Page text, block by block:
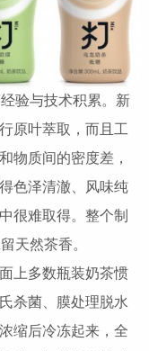
验与技术积累。新
原叶萃取，而且工
物质间的密度差，
色泽清澈、风味纯
很难取得。整个制
天然茶香。
上多数瓶装奶茶惯
杀菌、膜处理脱水
缩后冷冻起来，全